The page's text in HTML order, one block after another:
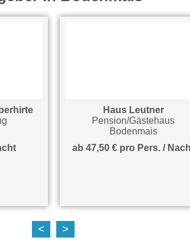
Haus Leutner
Pension/Gästehaus
Bodenmais
ab 47,50 € pro Pers. / Nacht
< >